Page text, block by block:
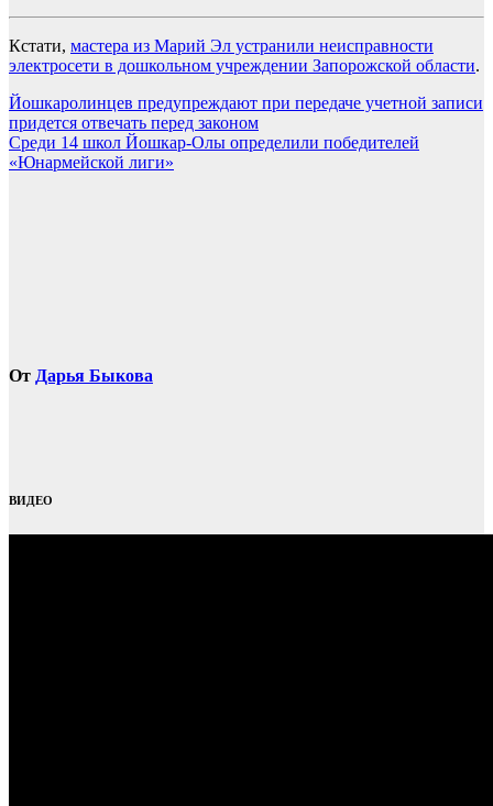
Кстати, мастера из Марий Эл устранили неисправности
электросети в дошкольном учреждении Запорожской области.
Навигация
по
записям
Йошкаролинцев предупреждают при передаче учетной записи
придется отвечать перед законом
Среди 14 школ Йошкар-Олы определили победителей
«Юнармейской лиги»
От Дарья Быкова
ВИДЕО